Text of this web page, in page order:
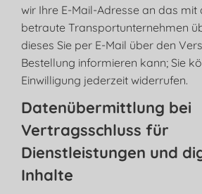
wir Ihre E-Mail-Adresse an das mit
betraute Transportunternehmen
dieses Sie per E-Mail über den
Bestellung informieren kann; Sie
Einwilligung jederzeit widerrufen.
Daten­übermittlung bei
Vertragsschluss für
Dienstleistungen und
Inhalte